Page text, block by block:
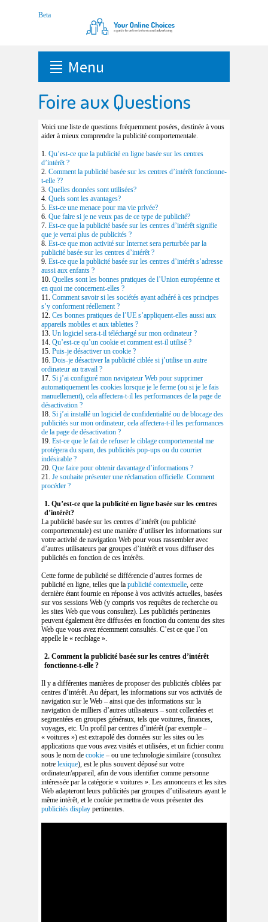
Menu
Foire aux Questions
Voici une liste de questions fréquemment posées, destinée à vous
aider à mieux comprendre la publicité comportementale.
1. Qu’est-ce que la publicité en ligne basée sur les centres
d’intérêt ?
2. Comment la publicité basée sur les centres d’intérêt fonctionne-
t-elle ??
3. Quelles données sont utilisées?
4. Quels sont les avantages?
5. Est-ce une menace pour ma vie privée?
6. Que faire si je ne veux pas de ce type de publicité?
7. Est-ce que la publicité basée sur les centres d’intérêt signifie
que je verrai plus de publicités ?
8. Est-ce que mon activité sur Internet sera perturbée par la
publicité basée sur les centres d’intérêt ?
9. Est-ce que la publicité basée sur les centres d’intérêt s’adresse
aussi aux enfants ?
10. Quelles sont les bonnes pratiques de l’Union européenne et
en quoi me concernent-elles ?
11. Comment savoir si les sociétés ayant adhéré à ces principes
s’y conforment réellement ?
12. Ces bonnes pratiques de l’UE s’appliquent-elles aussi aux
appareils mobiles et aux tablettes ?
13. Un logiciel sera-t-il téléchargé sur mon ordinateur ?
14. Qu’est-ce qu’un cookie et comment est-il utilisé ?
15. Puis-je désactiver un cookie ?
16. Dois-je désactiver la publicité ciblée si j’utilise un autre
ordinateur au travail ?
17. Si j’ai configuré mon navigateur Web pour supprimer
automatiquement les cookies lorsque je le ferme (ou si je le fais
manuellement), cela affectera-t-il les performances de la page de
désactivation ?
18. Si j’ai installé un logiciel de confidentialité ou de blocage des
publicités sur mon ordinateur, cela affectera-t-il les performances
de la page de désactivation ?
19. Est-ce que le fait de refuser le ciblage comportemental me
protégera du spam, des publicités pop-ups ou du courrier
indésirable ?
20. Que faire pour obtenir davantage d’informations ?
21. Je souhaite présenter une réclamation officielle. Comment
procéder ?
1. Qu’est-ce que la publicité en ligne basée sur les centres
d’intérêt?
La publicité basée sur les centres d’intérêt (ou publicité
comportementale) est une manière d’utiliser les informations sur
votre activité de navigation Web pour vous rassembler avec
d’autres utilisateurs par groupes d’intérêt et vous diffuser des
publicités en fonction de ces intérêts.
Cette forme de publicité se différencie d’autres formes de
publicité en ligne, telles que la publicité contextuelle, cette
dernière étant fournie en réponse à vos activités actuelles, basées
sur vos sessions Web (y compris vos requêtes de recherche ou
les sites Web que vous consultez). Les publicités pertinentes
peuvent également être diffusées en fonction du contenu des sites
Web que vous avez récemment consultés. C’est ce que l’on
appelle le « reciblage ».
2. Comment la publicité basée sur les centres d’intérêt
fonctionne-t-elle ?
Il y a différentes manières de proposer des publicités ciblées par
centres d’intérêt. Au départ, les informations sur vos activités de
navigation sur le Web – ainsi que des informations sur la
navigation de milliers d’autres utilisateurs – sont collectées et
segmentées en groupes généraux, tels que voitures, finances,
voyages, etc. Un profil par centres d’intérêt (par exemple –
« voitures ») est extrapolé des données sur les sites ou les
applications que vous avez visités et utilisées, et un fichier connu
sous le nom de cookie – ou une technologie similaire (consultez
notre lexique), est le plus souvent déposé sur votre
ordinateur/appareil, afin de vous identifier comme personne
intéressée par la catégorie « voitures ». Les annonceurs et les sites
Web adapteront leurs publicités par groupes d’utilisateurs ayant le
même intérêt, et le cookie permettra de vous présenter des
publicités display pertinentes.